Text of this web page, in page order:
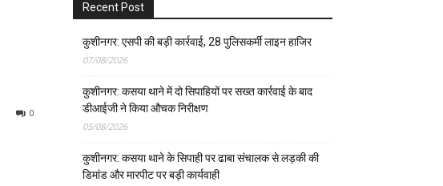
0
Recent Post
कुशीनगर: एसपी की बड़ी कार्रवाई, 28 पुलिसकर्मी लाइन हाजिर
07/08/2026
कुशीनगर: कसया थाने में दो सिपाहियों पर सख्त कार्रवाई के बाद
डीआईजी ने किया औचक निरीक्षण
05/08/2026
कुशीनगर: कसया थाने के सिपाही पर ढाबा संचालक से लड़की की
डिमांड और मारपीट पर बड़ी कार्यवाही